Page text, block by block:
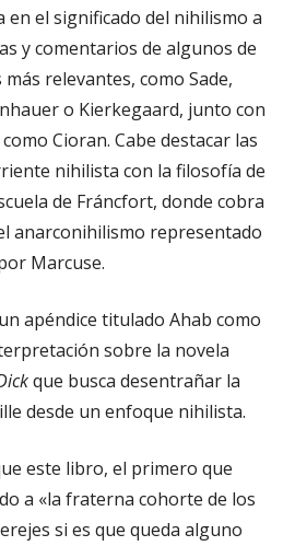
en el significado del nihilismo a
y comentarios de algunos de
relevantes, como Sade,
o Kierkegaard, junto con
Cioran. Cabe destacar las
nihilista con la filosofía de
de Fráncfort, donde cobra
anarconihilismo representado
Marcuse.
apéndice titulado Ahab como
sobre la novela
que busca desentrañar la
desde un enfoque nihilista.
este libro, el primero que
a «la fraterna cohorte de los
si es que queda alguno